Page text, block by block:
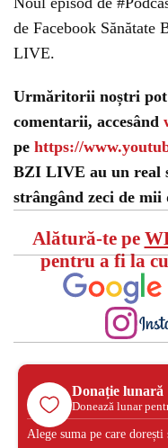
de Facebook Sănătate
LIVE.
Urmăritorii noștri
comentarii, accesând
pe https://
BZI LIVE au un real
strângând zeci de
Alătură-te pe
pentru a fi la
Donație lunară
Donează lunar
Alege suma pe care